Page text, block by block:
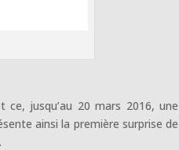
jusqu’au 20 mars 2016, une
ainsi la première surprise de